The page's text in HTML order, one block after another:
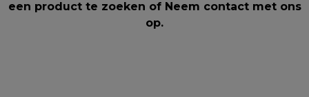
een product te zoeken of Neem contact met ons
op.